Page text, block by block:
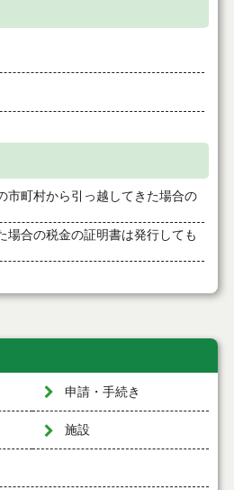
町村から引っ越してきた場合の
合の税金の証明書は発行しても
申請・手続き
施設